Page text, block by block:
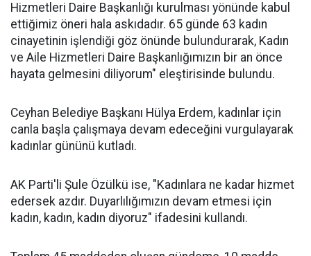
Hizmetleri Daire Başkanlığı kurulması yönünde kabul
ettiğimiz öneri hala askıdadır. 65 günde 63 kadın
cinayetinin işlendiği göz önünde bulundurarak, Kadın
ve Aile Hizmetleri Daire Başkanlığımızın bir an önce
hayata gelmesini diliyorum" eleştirisinde bulundu.
Ceyhan Belediye Başkanı Hülya Erdem, kadınlar için
canla başla çalışmaya devam edeceğini vurgulayarak
kadınlar gününü kutladı.
AK Parti'li Şule Özülkü ise, "Kadınlara ne kadar hizmet
edersek azdır. Duyarlılığımızın devam etmesi için
kadın, kadın, kadın diyoruz" ifadesini kullandı.